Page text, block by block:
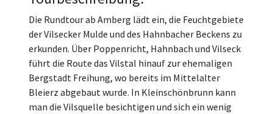
Die Rundtour ab Amberg lädt ein, die Feuchtgebiete
der Vilsecker Mulde und des Hahnbacher Beckens zu
erkunden. Über Poppenricht, Hahnbach und Vilseck
führt die Route das Vilstal hinauf zur ehemaligen
Bergstadt Freihung, wo bereits im Mittelalter
Bleierz abgebaut wurde. In Kleinschönbrunn kann
man die Vilsquelle besichtigen und sich ein wenig